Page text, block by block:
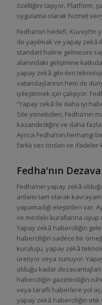
özelliğini taşıyor. Platform,
uygulama olarak hizmet
Fedha’nın hedefi,
de yayılmak ve yapay zekâ
standart haline gelmesini
alanındaki gelişimine
yapay zekâ gibi ileri
vatandaşlarının hem de
iyileştirmek için çalışıyor.
“Yapay zekâ ile daha iyi
Site yöneticileri, Fedha’nın
kazandırdığını ve daha
Ayrıca Fedha’nın herhangi
farklı ses tonları ve
Fedha’nın
Fedha’nın yapay zekâ
anlamı tam olarak
yapamadığı eleştirileri var.
ve mesleki kurallarına uyup
Yapay zekâ haberciliğin
haberciliğin sadece bir
kuruluşu, yapay zekâ
üretiyor veya sunuyor.
olduğu kadar
haberciliğin gazeteciliğin
veya taraflı haberlere yol
yapay zekâ haberciliğin